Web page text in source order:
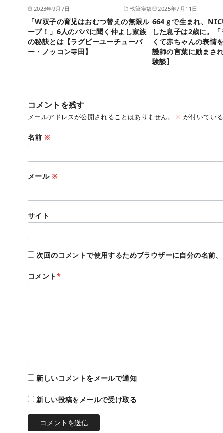
2023年9月7日 執筆実績
「W双子の育児はおむつ替えの無限ル
ープ！」6人のパパに聞く仲よし家族
の秘訣とは【ラグビーユーチューバ
ー・ノッコン寺田】
2025年7月11日
664ｇで生まれ、
した息子は2歳に。
くて赤ちゃんの表情
護師の言葉に励まさ
験談】
コメントを残す
メールアドレスが公開されることはありません。 ※ が付いてい
名前※
メール ※
サイト
次回のコメントで使用するためブラウザーに自分の名前
コメント*
新しいコメントをメールで通知
新しい投稿をメールで受け取る